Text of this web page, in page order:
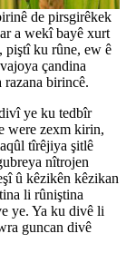
de pirsgirêkek
a wekî bayê xurt
piştî ku rûne, ew ê
çandina
birincê.
ye ku tedbîr
were zexm kirin,
tîrêjiya şitlê
nîtrojen
û kêzikên kêzikan
li rûniştina
ye. Ya ku divê li
guncan divê